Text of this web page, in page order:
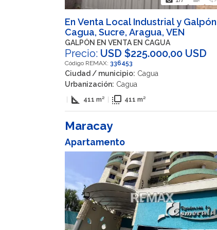
En Venta Local Industrial y Galpón
Cagua, Sucre, Aragua, VEN
GALPÓN EN VENTA EN CAGUA
Precio: USD $225.000,00 USD
Código REMAX: 336453
Ciudad / municipio: Cagua
Urbanización: Cagua
square_foot 411 m² flip_to_front 411 m²
Maracay
Apartamento